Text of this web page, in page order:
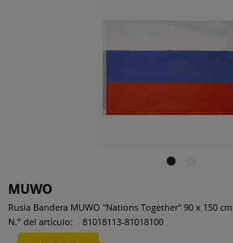
MUWO
Rusia Bandera MUWO "Nations Together" 90 x 150 cm
N.° del artículo:
81018113-81018100